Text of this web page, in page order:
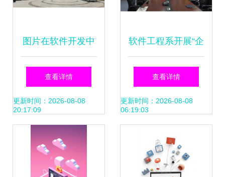
图片在软件开发中
的角色与应用策略
查看详情
更新时间：2026-08-08
20:17:09
软件工程系开展“企
业专家进课堂”系列
活动（一） 探究工
开发之路
查看详情
更新时间：2026-08-08
06:19:03